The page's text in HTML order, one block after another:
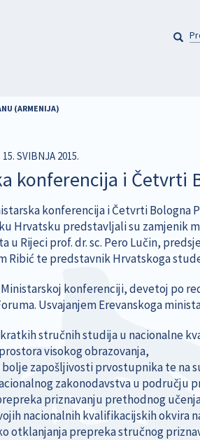
(ARMENIJA)
15. SVIBNJA 2015.
konferencija i Četvrti
konferencija i Četvrti Bologna
Hrvatsku predstavljali su zamjenik
u Rijeci prof. dr. sc. Pero Lučin,
Ribić te predstavnik Hrvatskoga
konferenciji, devetoj po
Usvajanjem Erevanskoga
stručnih studija u nacionalne
visokog obrazovanja,
bolje zapošljivosti prvostupnika te na
zakonodavstva u području
priznavanju prethodnog
nacionalnih kvalifikacijskih okvira
otklanjanja prepreka stručnog